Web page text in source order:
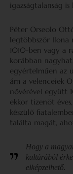
igazságtalanság
Péter Orseolo
legtöbbször Ilona
1010-ben vagy a
korábban
egyértelműen az
ám a velenceiek
nővérével együtt
ekkor tizenöt
készülő
találta magát,
Hogy a
kultúrából
elképzelhető.